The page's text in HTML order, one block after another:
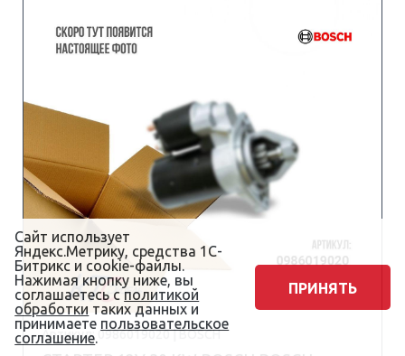
Артикул: 0986019020 | BOSCH
Сайт использует
Яндекс.Метрику, средства 1С-
Битрикс и cookie-файлы.
Нажимая кнопку ниже, вы
соглашаетесь с политикой
обработки таких данных и
принимаете пользовательское
соглашение.
ПРИНЯТЬ